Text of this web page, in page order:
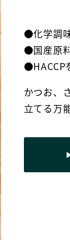
●化学調
●国産原
●HACCP
かつお、
立てる万